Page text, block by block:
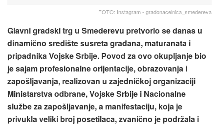
FOTO: Instagram - gradonacelnica_smedereva
Glavni gradski trg u Smederevu pretvorio se danas u
dinamično središte susreta građana, maturanata i
pripadnika Vojske Srbije. Povod za ovo okupljanje bio
je sajam profesionalne orijentacije, obrazovanja i
zapošljavanja, realizovan u zajedničkoj organizaciji
Ministarstva odbrane, Vojske Srbije i Nacionalne
službe za zapošljavanje, a manifestaciju, koja je
privukla veliki broj posetilaca, zvanično je podržala i